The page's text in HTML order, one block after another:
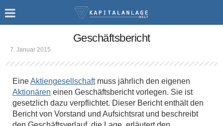
Geschäftsbericht
7. Januar 2015
EineAktiengesellschaftmuss jährlich den eigenen
Aktionären einen Geschäftsbericht vorlegen. Sie ist
gesetzlich dazu verpflichtet. Dieser Bericht enthält den
Bericht von Vorstand und Aufsichtsrat und beschreibt